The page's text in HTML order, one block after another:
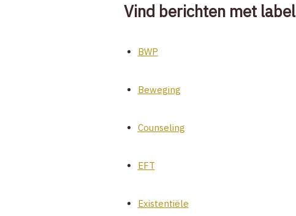
Vind berichten met label
BWP
Beweging
Counseling
EFT
Existentiële